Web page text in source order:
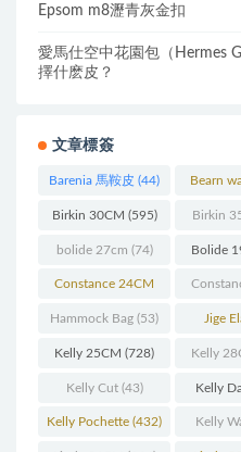
Epsom m8瀝青灰金扣
愛馬仕空中花園包（Hermes
擇什麽皮？
文章標簽
Barenia 馬鞍皮 (44) Bearn
Birkin 30CM (595) Birkin
bolide 27cm (74) Bolide
Constance 24CM
(216)
Hammock Bag (53) Jige
Kelly 25CM (728) Kelly
Kelly Cut(43) Kelly
Kelly Pochette (432) Kelly